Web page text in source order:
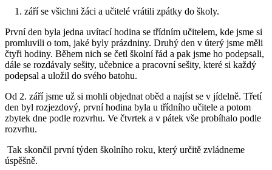
1. září se všichni žáci a učitelé vrátili zpátky do školy.
První den byla jedna uvítací hodina se třídním učitelem, kde jsme si
promluvili o tom, jaké byly prázdniny. Druhý den v úterý jsme měli
čtyři hodiny. Během nich se četl školní řád a pak jsme ho podepsali,
dále se rozdávaly sešity, učebnice a pracovní sešity, které si každý
podepsal a uložil do svého batohu.
Od 2. září jsme už si mohli objednat oběd a najíst se v jídelně. Třetí
den byl rozjezdový, první hodina byla u třídního učitele a potom
zbytek dne podle rozvrhu. Ve čtvrtek a v pátek vše probíhalo podle
rozvrhu.
Tak skončil první týden školního roku, který určitě zvládneme
úspěšně.